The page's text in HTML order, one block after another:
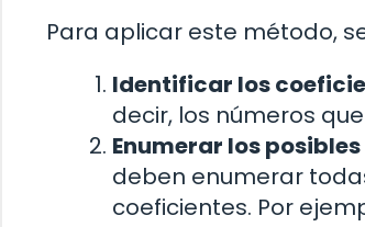
Para aplicar este método,
Identificar los
decir, los números
Enumerar los
deben enumerar
coeficientes. Por